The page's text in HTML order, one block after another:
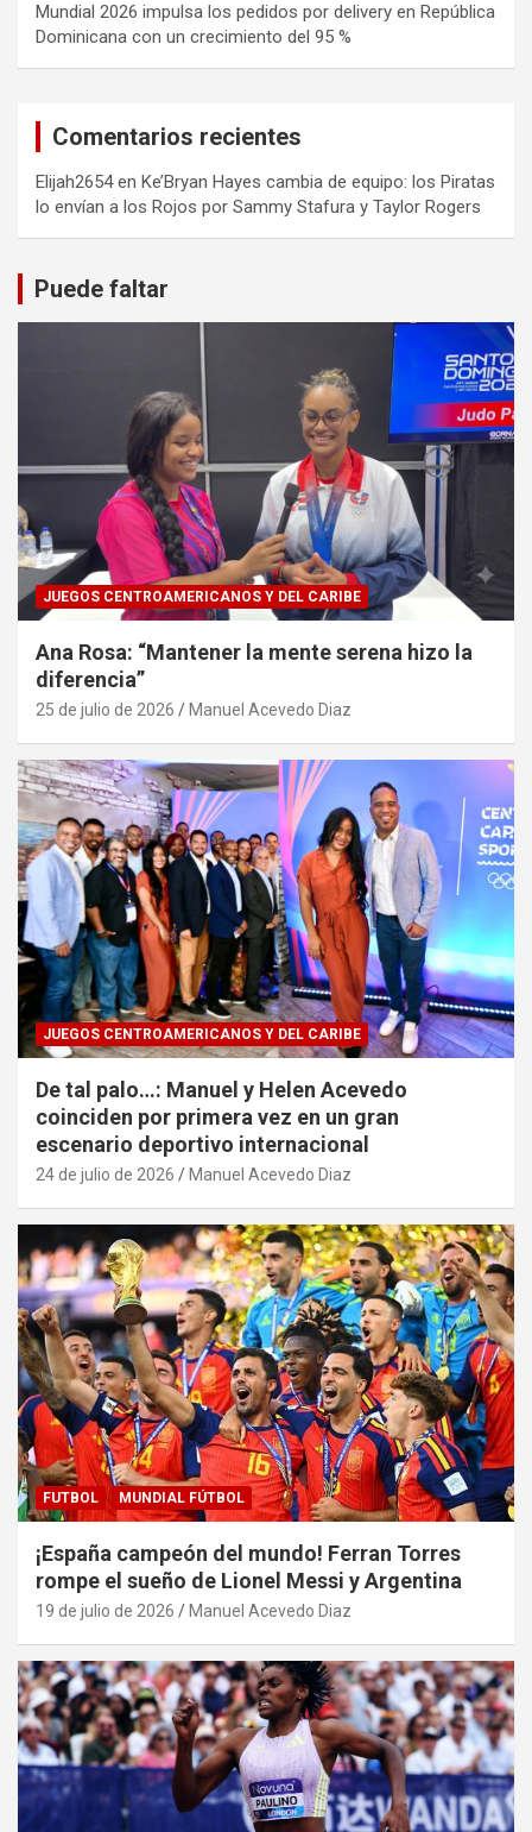
Mundial 2026 impulsa los pedidos por delivery en República
Dominicana con un crecimiento del 95 %
Comentarios recientes
Elijah2654en Ke’Bryan Hayes cambia de equipo: los Piratas
lo envían a los Rojos por Sammy Stafura y Taylor Rogers
Puede faltar
JUEGOS CENTROAMERICANOS Y DEL CARIBE
Ana Rosa: “Mantener la mente serena hizo la
diferencia”
25 de julio de 2026 Manuel Acevedo Diaz
JUEGOS CENTROAMERICANOS Y DEL CARIBE
De tal palo…: Manuel y Helen Acevedo
coinciden por primera vez en un gran
escenario deportivo internacional
24 de julio de 2026 Manuel Acevedo Diaz
FUTBOL MUNDIAL FÚTBOL
¡España campeón del mundo! Ferran Torres
rompe el sueño de Lionel Messi y Argentina
19 de julio de 2026 Manuel Acevedo Diaz